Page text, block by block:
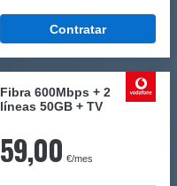
Contratar
Fibra 600Mbps + 2
líneas 50GB + TV
59,00 €/mes